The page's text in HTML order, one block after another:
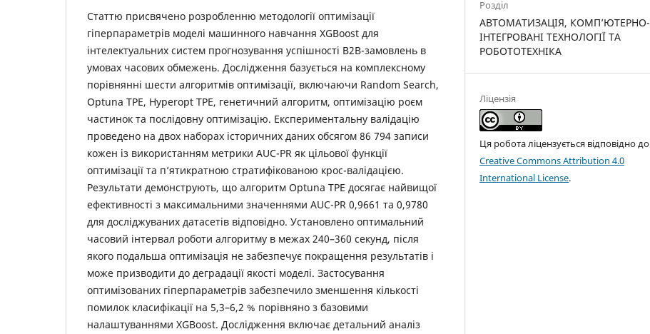
Статтю присвячено розробленню методології оптимізації
гіперпараметрів моделі машинного навчання XGBoost для
інтелектуальних систем прогнозування успішності B2B-замовлень в
умовах часових обмежень. Дослідження базується на комплексному
порівнянні шести алгоритмів оптимізації, включаючи Random Search,
Optuna TPE, Hyperopt TPE, генетичний алгоритм, оптимізацію роєм
частинок та послідовну оптимізацію. Експериментальну валідацію
проведено на двох наборах історичних даних обсягом 86 794 записи
кожен із використанням метрики AUC-PR як цільової функції
оптимізації та п’ятикратною стратифікованою крос-валідацією.
Результати демонструють, що алгоритм Optuna TPE досягає найвищої
ефективності з максимальними значеннями AUC-PR 0,9661 та 0,9780
для досліджуваних датасетів відповідно. Установлено оптимальний
часовий інтервал роботи алгоритму в межах 240–360 секунд, після
якого подальша оптимізація не забезпечує покращення результатів і
може призводити до деградації якості моделі. Застосування
оптимізованих гіперпараметрів забезпечило зменшення кількості
помилок класифікації на 5,3–6,2 % порівняно з базовими
налаштуваннями XGBoost. Дослідження включає детальний аналіз
Розділ
АВТОМАТИЗАЦІЯ, КОМП’ЮТЕРНО-
ІНТЕГРОВАНІ ТЕХНОЛОГІЇ ТА
РОБОТОТЕХНІКА
Ліцензія
Ця робота ліцензується відповідно до
Creative Commons Attribution 4.0
International License.